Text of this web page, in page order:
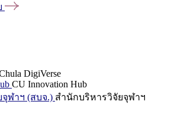
DigiVerse
CU Innovation Hub
ฬาฯ (สบจ.) สำนักบริหารวิจัยจุฬาฯ